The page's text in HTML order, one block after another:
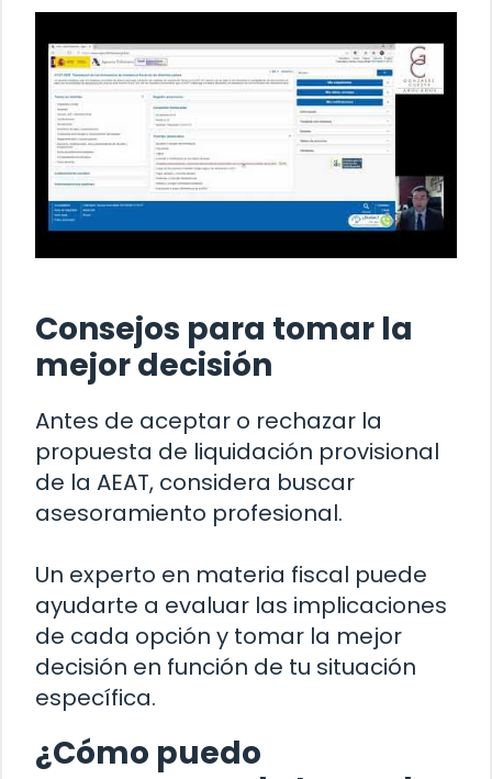
Consejos para tomar la
mejor decisión
Antes de aceptar o rechazar la
propuesta de liquidación provisional
de la AEAT, considera buscar
asesoramiento profesional.
Un experto en materia fiscal puede
ayudarte a evaluar las implicaciones
de cada opción y tomar la mejor
decisión en función de tu situación
específica.
¿Cómo puedo